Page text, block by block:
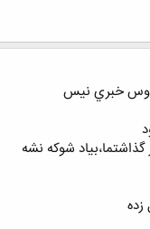
دوس خبري نيس
شوكه نشه